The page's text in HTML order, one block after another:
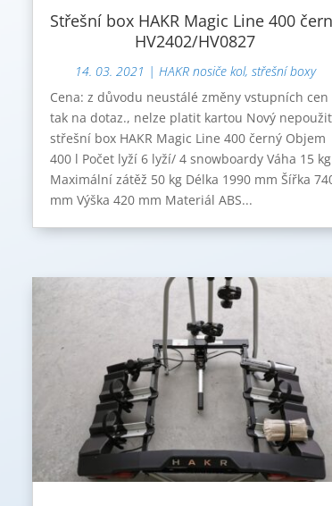
Střešní box HAKR Magic Line 400
HV2402/HV0827
14. 03. 2021 | HAKR nosiče kol, střešní boxy
Cena: z důvodu neustálé změny vstupních cen
tak na dotaz., nelze platit kartou Nový
střešní box HAKR Magic Line 400 černý Objem
400 l Počet lyží 6 lyží/ 4 snowboardy Váha 15 kg
Maximální zátěž 50 kg Délka 1990 mm Šířka
mm Výška 420 mm Materiál ABS...